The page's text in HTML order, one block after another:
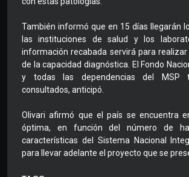
También informó que en 15 días llegarán
las instituciones de salud y los
información recabada servirá para realizar
de la capacidad diagnóstica. El Fondo
y todas las dependencias del MSP
consultados, anticipó.
Olivari afirmó que el país se encuentra
óptima, en función del número de
características del Sistema Nacional
para llevar adelante el proyecto que se